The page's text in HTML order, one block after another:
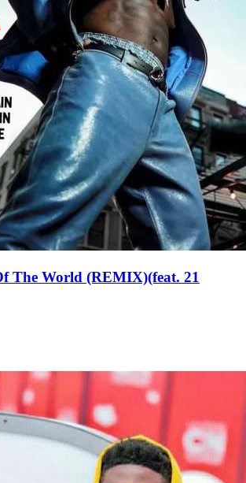
The World (REMIX)(feat. 21